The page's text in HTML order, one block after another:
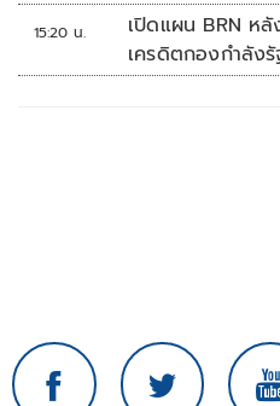
15:20 น.
เปิดแผน BRN ห
เครดิตกองกำลัง